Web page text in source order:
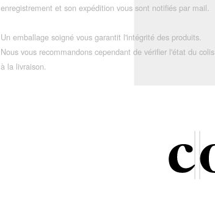
enregistrement et son expédition vous sont notifiés par mail.
Un emballage soigné vous garantit l'intégrité des produits.
Nous vous recommandons cependant de vérifier l'état du colis
à la livraison.